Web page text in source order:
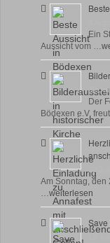
Ein
Aussicht vom …
30
Der
Bödexen e.V.
Am Sonntag, den
…weiterlesen
Save